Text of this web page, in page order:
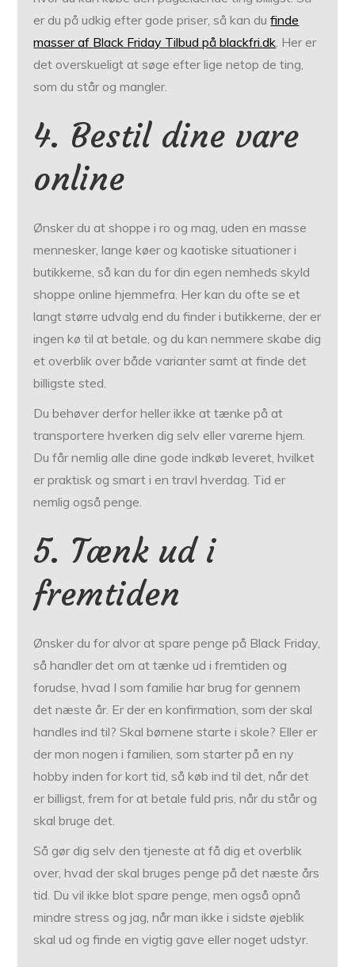
er du på udkig efter gode priser, så kan dufinde
masser af Black Friday Tilbud på blackfri.dk. Her er
det overskueligt at søge efter lige netop de ting,
som du står og mangler.
4. Bestil dine vare
online
Ønsker du at shoppe i ro og mag, uden en masse
mennesker, lange køer og kaotiske situationer i
butikkerne, så kan du for din egen nemheds skyld
shoppe online hjemmefra. Her kan du ofte se et
langt større udvalg end du finder i butikkerne, der er
ingen kø til at betale, og du kan nemmere skabe dig
et overblik over både varianter samt at finde det
billigste sted.
Du behøver derfor heller ikke at tænke på at
transportere hverken dig selv eller varerne hjem.
Du får nemlig alle dine gode indkøb leveret, hvilket
er praktisk og smart i en travl hverdag. Tid er
nemlig også penge.
5. Tænk ud i
fremtiden
Ønsker du for alvor at spare penge på Black Friday,
så handler det om at tænke ud i fremtiden og
forudse, hvad I som familie har brug for gennem
det næste år. Er der en konfirmation, som der skal
handles ind til? Skal børnene starte i skole? Eller er
der mon nogen i familien, som starter på en ny
hobby inden for kort tid, så køb ind til det, når det
er billigst, frem for at betale fuld pris, når du står og
skal bruge det.
Så gør dig selv den tjeneste at få dig et overblik
over, hvad der skal bruges penge på det næste års
tid. Du vil ikke blot spare penge, men også opnå
mindre stress og jag, når man ikke i sidste øjeblik
skal ud og finde en vigtig gave eller noget udstyr.